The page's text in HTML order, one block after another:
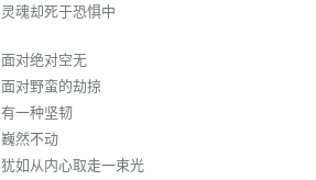
灵魂却死于恐惧中
面对绝对空无
面对野蛮的劫掠
有一种坚韧
巍然不动
犹如从内心取走一束光